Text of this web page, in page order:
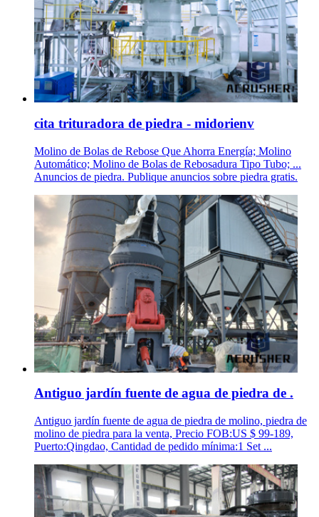
cita trituradora de piedra - midorienv
Molino de Bolas de Rebose Que Ahorra Energía; Molino
Automático; Molino de Bolas de Rebosadura Tipo Tubo; ...
Anuncios de piedra. Publique anuncios sobre piedra gratis.
Antiguo jardín fuente de agua de piedra de .
Antiguo jardín fuente de agua de piedra de molino, piedra de
molino de piedra para la venta, Precio FOB:US $ 99-189,
Puerto:Qingdao, Cantidad de pedido mínima:1 Set ...